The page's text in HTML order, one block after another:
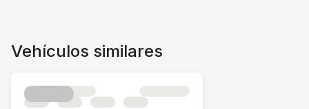
Vehículos similares